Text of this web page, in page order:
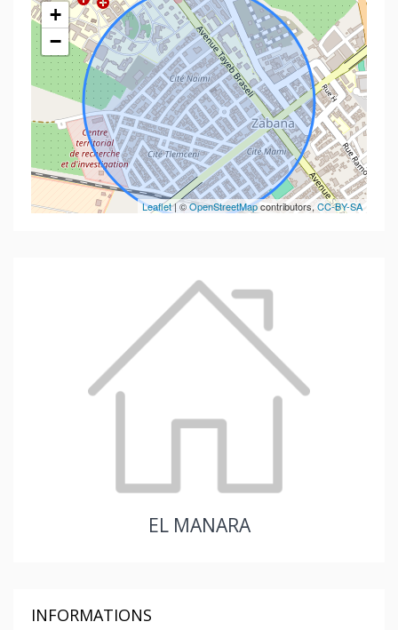
+
−
Leaflet| ©OpenStreetMapcontributors,CC-BY-SA
EL MANARA
INFORMATIONS